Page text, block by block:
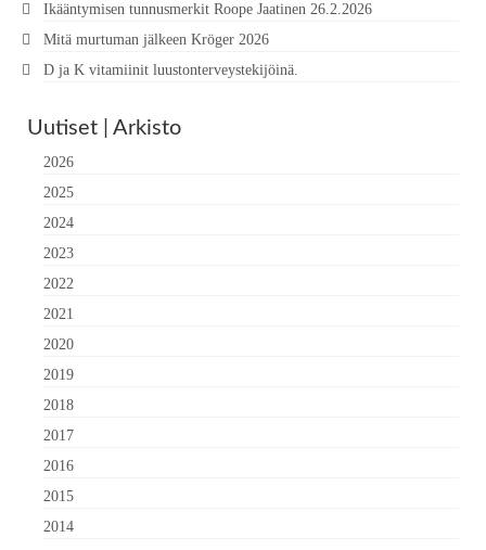
Ikääntymisen tunnusmerkit Roope Jaatinen 26.2.2026
Mitä murtuman jälkeen Kröger 2026
D ja K vitamiinit luustonterveystekijöinä.
Uutiset | Arkisto
2026
2025
2024
2023
2022
2021
2020
2019
2018
2017
2016
2015
2014